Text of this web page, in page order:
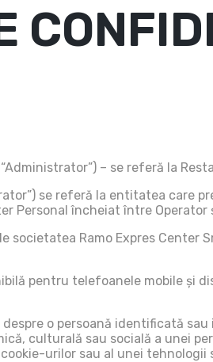
– se referă la
se referă la entitatea care
Personal încheiat între Operator
Ramo Expres Center
pentru telefoanele mobile
o persoană identificată
culturală sau socială a unei
urilor sau al unei tehnologii